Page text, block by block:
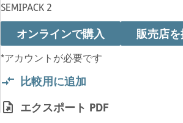
SEMIPACK 2
オンラインで購入
*アカウントが必要です
販売店
比較用に追加
エクスポート PDF